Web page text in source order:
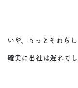
いや、もっとそれら
確実に出社は遅れてし